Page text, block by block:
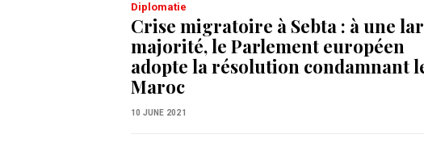
Diplomatie
Crise migratoire à Sebta : à une
majorité, le Parlement européen
adopte la résolution condamnant
Maroc
10 JUNE 2021